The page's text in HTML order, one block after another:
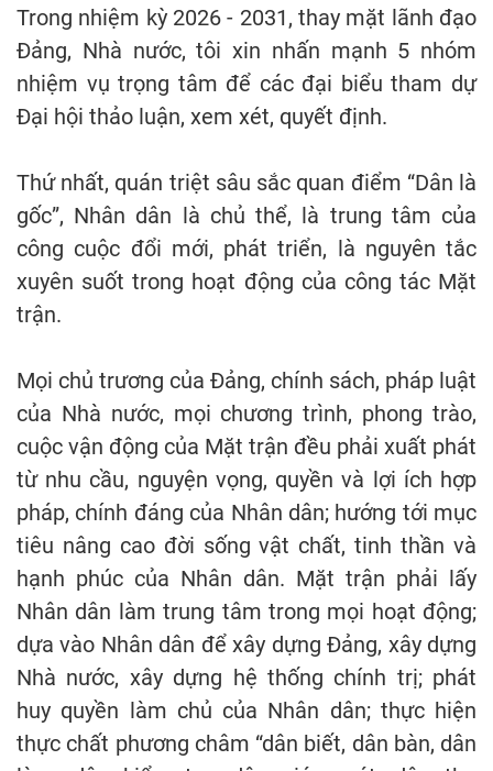
Trong nhiệm kỳ 2026 - 2031, thay mặt lãnh đạo
Đảng, Nhà nước, tôi xin nhấn mạnh 5 nhóm
nhiệm vụ trọng tâm để các đại biểu tham dự
Đại hội thảo luận, xem xét, quyết định.
Thứ nhất, quán triệt sâu sắc quan điểm “Dân là
gốc”, Nhân dân là chủ thể, là trung tâm của
công cuộc đổi mới, phát triển, là nguyên tắc
xuyên suốt trong hoạt động của công tác Mặt
trận.
Mọi chủ trương của Đảng, chính sách, pháp luật
của Nhà nước, mọi chương trình, phong trào,
cuộc vận động của Mặt trận đều phải xuất phát
từ nhu cầu, nguyện vọng, quyền và lợi ích hợp
pháp, chính đáng của Nhân dân; hướng tới mục
tiêu nâng cao đời sống vật chất, tinh thần và
hạnh phúc của Nhân dân. Mặt trận phải lấy
Nhân dân làm trung tâm trong mọi hoạt động;
dựa vào Nhân dân để xây dựng Đảng, xây dựng
Nhà nước, xây dựng hệ thống chính trị; phát
huy quyền làm chủ của Nhân dân; thực hiện
thực chất phương châm “dân biết, dân bàn, dân